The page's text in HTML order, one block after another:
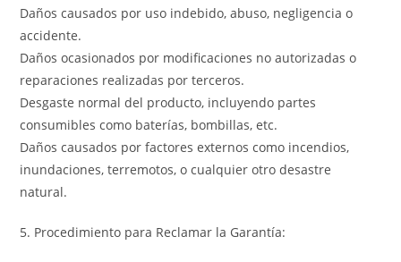
Daños causados por uso indebido, abuso, negligencia o
accidente.
Daños ocasionados por modificaciones no autorizadas o
reparaciones realizadas por terceros.
Desgaste normal del producto, incluyendo partes
consumibles como baterías, bombillas, etc.
Daños causados por factores externos como incendios,
inundaciones, terremotos, o cualquier otro desastre
natural.
5. Procedimiento para Reclamar la Garantía: